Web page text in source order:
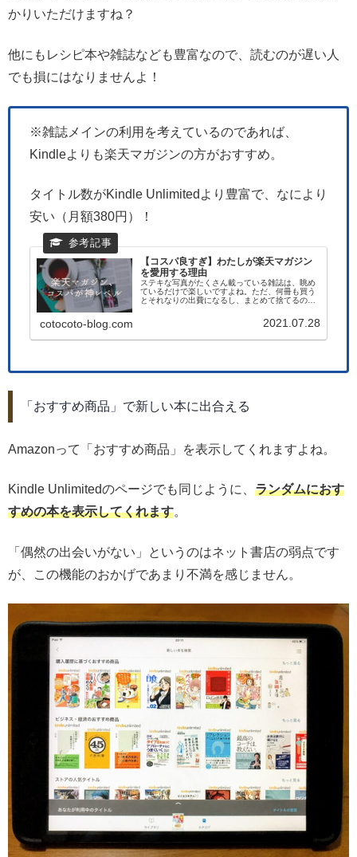
かりいただけますね？
他にもレシピ本や雑誌なども豊富なので、読むのが遅い人
でも損にはなりませんよ！
※雑誌メインの利用を考えているのであれば、
Kindleよりも楽天マガジンの方がおすすめ。
タイトル数がKindle Unlimitedより豊富で、なにより
安い（月額380円）！
【コスパ良すぎ】わたしが楽天マガジン
を愛用する理由
ステキな写真がたくさん載っている雑誌は、眺め
ているだけで楽しいですよね。ただ、何冊も買う
とそれなりの出費になるし、まとめて捨てるのが
っていなかったんですが、楽天マガジンを使い始
cotocoto-blog.com 2021.07.28
「おすすめ商品」で新しい本に出合える
Amazonって「おすすめ商品」を表示してくれますよね。
Kindle Unlimitedのページでも同じように、 ランダムにおす
すめの本を表示してくれます。
「偶然の出会いがない」というのはネット書店の弱点です
が、この機能のおかげであまり不満を感じません。